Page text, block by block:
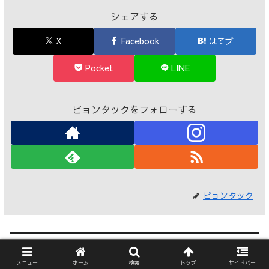
シェアする
X Facebook はてブ
Pocket LINE
ピョンタックをフォローする
ピョンタック
関連記事
メニュー ホーム 検索 トップ サイドバー